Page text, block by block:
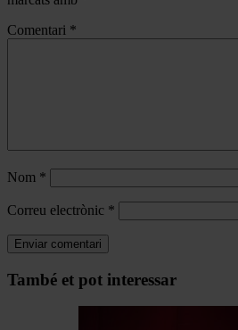
Comentari *
Nom *
Correu electrònic *
Navegar
També et pot interessar